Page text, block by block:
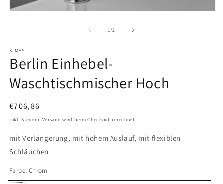
1 /von
2
SIMAS
Berlin Einhebel-
Waschtischmischer Hoch
Normaler
Preis
€706,86
Inkl. Steuern. Versand wird beim Checkout berechnet
mit Verlängerung, mit hohem Auslauf, mit flexiblen
Schläuchen
Farbe: Chrom